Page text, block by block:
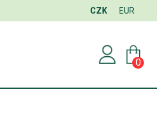
CZK EUR
0